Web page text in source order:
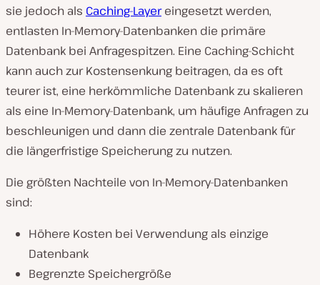
sie jedoch als Caching-Layereingesetzt werden,
entlasten In-Memory-Datenbanken die primäre
Datenbank bei Anfragespitzen. Eine Caching-Schicht
kann auch zur Kostensenkung beitragen, da es oft
teurer ist, eine herkömmliche Datenbank zu skalieren
als eine In-Memory-Datenbank, um häufige Anfragen zu
beschleunigen und dann die zentrale Datenbank für
die längerfristige Speicherung zu nutzen.
Die größten Nachteile von In-Memory-Datenbanken
sind:
Höhere Kosten bei Verwendung als einzige
Datenbank
Begrenzte Speichergröße